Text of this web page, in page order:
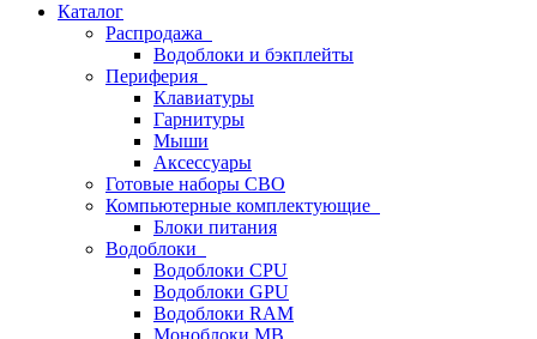
Каталог
Распродажа
Водоблоки и бэкплейты
Периферия
Клавиатуры
Гарнитуры
Мыши
Аксессуары
Готовые наборы СВО
Компьютерные комплектующие
Блоки питания
Водоблоки
Водоблоки CPU
Водоблоки GPU
Водоблоки RAM
Моноблоки MB